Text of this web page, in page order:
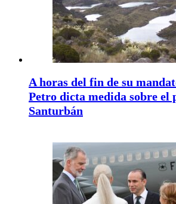
A horas del fin de su
Petro dicta medida sobre el
Santurbán